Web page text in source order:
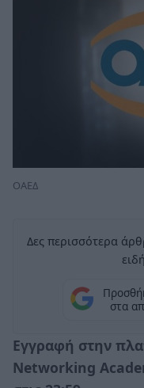
ΟΑΕΔ
Δες περισσότερα
στα
Εγγραφή στην
Networking